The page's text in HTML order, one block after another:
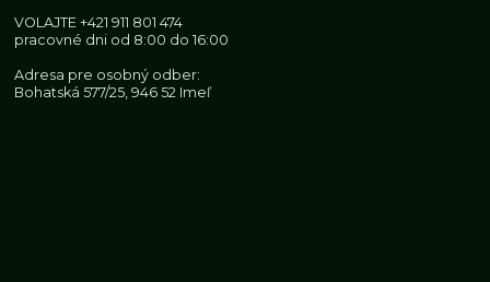
VOLAJTE+421 911 801 474
pracovné dni od 8:00 do 16:00
Adresa pre osobný odber:
Bohatská 577/25, 946 52 Imeľ